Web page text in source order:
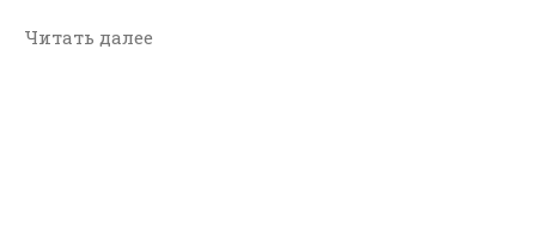
Читать далее